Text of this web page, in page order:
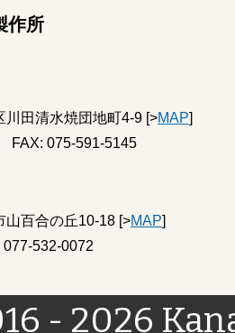
作所
川田清水焼団地町4-9 [>MAP]
FAX: 075-591-5145
山百合の丘10-18 [>MAP]
532-0072
- 2026